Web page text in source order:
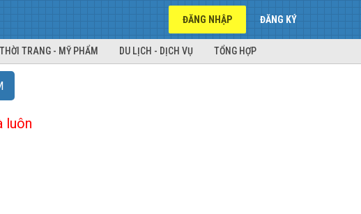
ĐĂNG NHẬP ĐĂNG KÝ
THỜI TRANG - MỸ PHẨM DU LỊCH - DỊCH VỤ TỔNG HỢP
luôn